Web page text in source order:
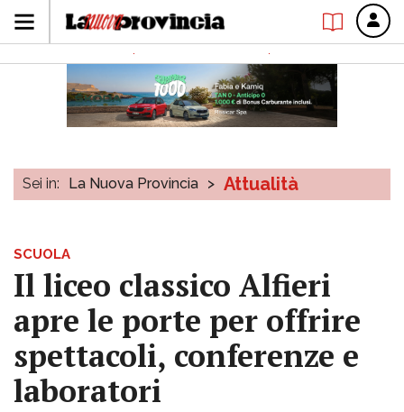
Sei in: La Nuova Provincia > Attualità
SCUOLA
Il liceo classico Alfieri
apre le porte per offrire
spettacoli, conferenze e
laboratori